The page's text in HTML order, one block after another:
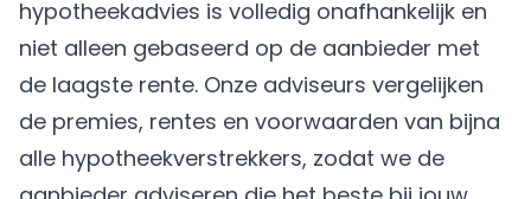
hypotheekadvies is volledig onafhankelijk en
niet alleen gebaseerd op de aanbieder met
de laagste rente. Onze adviseurs vergelijken
de premies, rentes en voorwaarden van bijna
alle hypotheekverstrekkers, zodat we de